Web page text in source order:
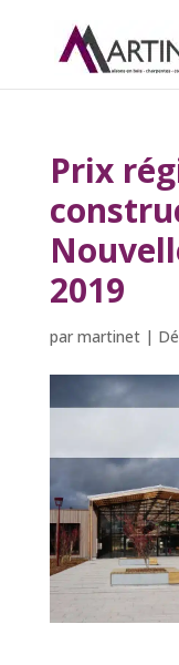
Prix
2019
par martinet|